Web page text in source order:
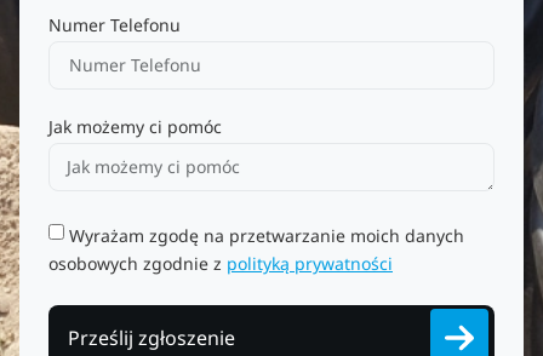
Numer Telefonu
Jak możemy ci pomóc
Wyrażam zgodę na przetwarzanie moich danych
osobowych zgodnie z polityką prywatności
Prześlij zgłoszenie